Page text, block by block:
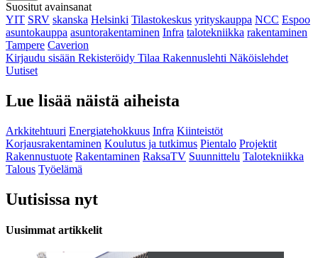
Suositut avainsanat
YIT SRV skanska Helsinki Tilastokeskus yrityskauppa NCC Espoo
asuntokauppa asuntorakentaminen Infra talotekniikka rakentaminen
Tampere Caverion
Kirjaudu sisään Rekisteröidy Tilaa Rakennuslehti Näköislehdet
Uutiset
Lue lisää näistä aiheista
Arkkitehtuuri Energiatehokkuus Infra Kiinteistöt
Korjausrakentaminen Koulutus ja tutkimus Pientalo Projektit
Rakennustuote Rakentaminen RaksaTV Suunnittelu Talotekniikka
Talous Työelämä
Uutisissa nyt
Uusimmat artikkelit